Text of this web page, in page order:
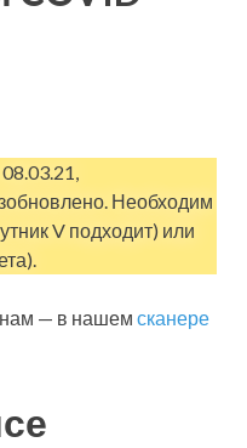
Необходим
V подходит) или
— в нашем сканере